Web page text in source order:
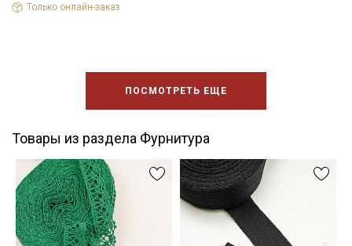
Только онлайн-заказ
ПОСМОТРЕТЬ ЕЩЕ
Товары из раздела Фурнитура